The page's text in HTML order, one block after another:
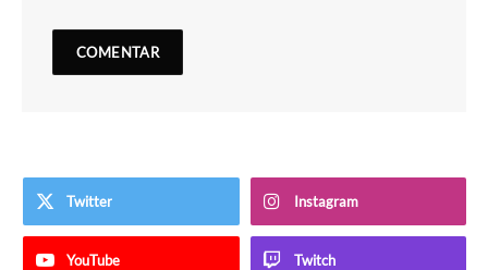
Twitter Instagram
YouTube Twitch